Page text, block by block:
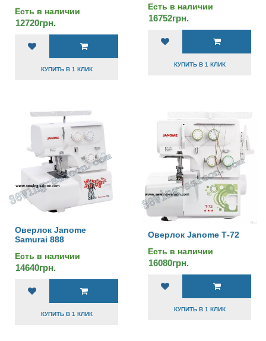
Есть в наличии
12720грн.
КУПИТЬ В 1 КЛИК
Есть в наличии
16752грн.
КУПИТЬ В 1 КЛИК
Оверлок Janome
Samurai 888
Есть в наличии
14640грн.
КУПИТЬ В 1 КЛИК
Оверлок Janome Т-72
Есть в наличии
16080грн.
КУПИТЬ В 1 КЛИК